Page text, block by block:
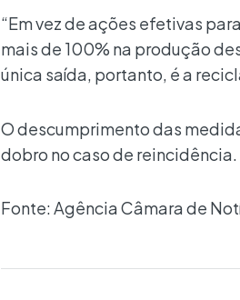
“Em vez de ações efetivas
mais de 100% na produção
única saída, portanto, é a
O descumprimento das
dobro no caso de reincidência.
Fonte: Agência Câmara de